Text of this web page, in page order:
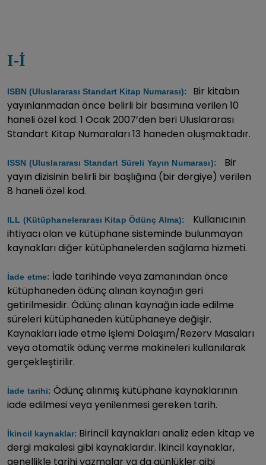
I-İ
ISBN (Uluslararası Standart Kitap Numarası):
Bir kitabın
yayınlanmadan önce belirli bir basımına verilen 10
haneli özel kod. 1 Ocak 2007’den beri Uluslararası
Standart Kitap Numaraları 13 haneden oluşmaktadır.
ISSN (Uluslararası Standart Süreli Yayın Numarası):
Bir
yayın dizisinin belirli bir başlığına (bir dergiye) verilen
8 haneli özel kod.
ILL (Kütüphanelerarası Kitap Ödünç Alma):
Kullanıcının
ihtiyacı olan ve kütüphane sisteminde bulunmayan
kaynakları diğer kütüphanelerden sağlama hizmeti.
İade etme: İade tarihinde veya zamanından önce
kütüphaneden ödünç alınan kaynağın geri
getirilmesidir. Ödünç alınan kaynağın iade edilme
süreleri kütüphaneden kütüphaneye değişir.
Kaynakları iade etme işlemi Dolaşım/Rezerv Masaları
veya otomatik ödünç verme makineleri kullanılarak
gerçekleştirilir.
İade tarihi: Ödünç alınmış kütüphane kaynaklarının
iade edilmesi veya yenilenmesi gereken tarih.
İkincil kaynaklar: Birincil kaynakları analiz eden kitap ve
dergi makalesi gibi kaynaklardır. İkincil kaynaklar,
genellikle tarihi yazmalar ya da günlükler gibi